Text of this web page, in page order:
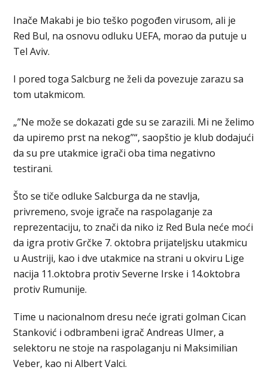
Inače Makabi je bio teško pogođen virusom, ali je
Red Bul, na osnovu odluku UEFA, morao da putuje u
Tel Aviv.
I pored toga Salcburg ne želi da povezuje zarazu sa
tom utakmicom.
„”Ne može se dokazati gde su se zarazili. Mi ne želimo
da upiremo prst na nekog”“, saopštio je klub dodajući
da su pre utakmice igrači oba tima negativno
testirani.
Što se tiče odluke Salcburga da ne stavlja,
privremeno, svoje igrače na raspolaganje za
reprezentaciju, to znači da niko iz Red Bula neće moći
da igra protiv Grčke 7. oktobra prijateljsku utakmicu
u Austriji, kao i dve utakmice na strani u okviru Lige
nacija 11.oktobra protiv Severne Irske i 14.oktobra
protiv Rumunije.
Time u nacionalnom dresu neće igrati golman Cican
Stanković i odbrambeni igrač Andreas Ulmer, a
selektoru ne stoje na raspolaganju ni Maksimilian
Veber, kao ni Albert Valci.